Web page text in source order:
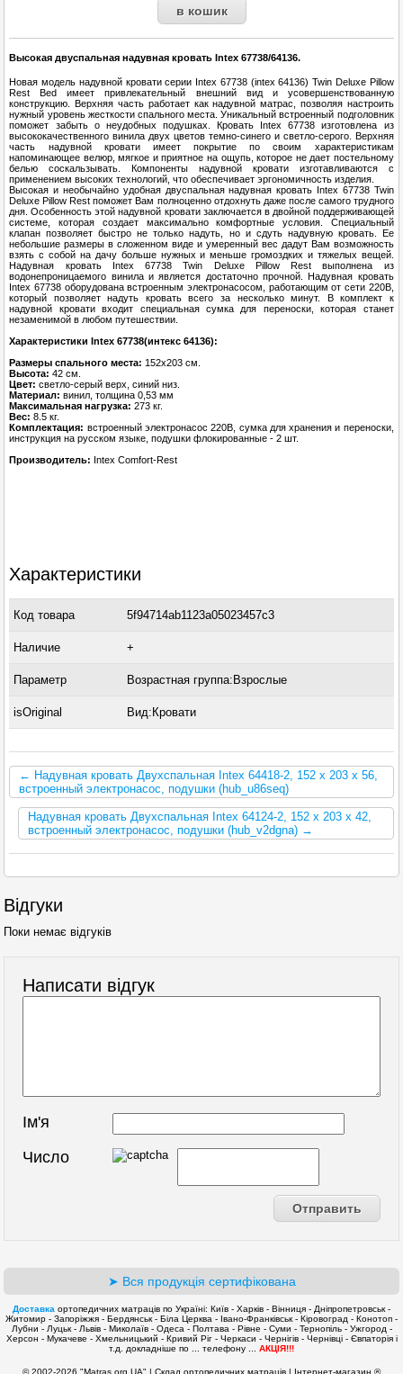
Высокая двуспальная надувная кровать Intex 67738/64136.
Новая модель надувной кровати серии Intex 67738 (intex 64136) Twin Deluxe Pillow
Rest Bed имеет привлекательный внешний вид и усовершенствованную
конструкцию. Верхняя часть работает как надувной матрас, позволяя настроить
нужный уровень жесткости спального места. Уникальный встроенный подголовник
поможет забыть о неудобных подушках. Кровать Intex 67738 изготовлена из
высококачественного винила двух цветов темно-синего и светло-серого. Верхняя
часть надувной кровати имеет покрытие по своим характеристикам
напоминающее велюр, мягкое и приятное на ощупь, которое не дает постельному
белью соскальзывать. Компоненты надувной кровати изготавливаются с
применением высоких технологий, что обеспечивает эргономичность изделия.
Высокая и необычайно удобная двуспальная надувная кровать Intex 67738 Twin
Deluxe Pillow Rest поможет Вам полноценно отдохнуть даже после самого трудного
дня. Особенность этой надувной кровати заключается в двойной поддерживающей
системе, которая создает максимально комфортные условия. Специальный
клапан позволяет быстро не только надуть, но и сдуть надувную кровать. Ее
небольшие размеры в сложенном виде и умеренный вес дадут Вам возможность
взять с собой на дачу больше нужных и меньше громоздких и тяжелых вещей.
Надувная кровать Intex 67738 Twin Deluxe Pillow Rest выполнена из
водонепроницаемого винила и является достаточно прочной. Надувная кровать
Intex 67738 оборудована встроенным электронасосом, работающим от сети 220В,
который позволяет надуть кровать всего за несколько минут. В комплект к
надувной кровати входит специальная сумка для переноски, которая станет
незаменимой в любом путешествии.
Характеристики Intex 67738(интекс 64136):
Размеры спального места: 152х203 см.
Высота: 42 см.
Цвет: светло-серый верх, синий низ.
Материал: винил, толщина 0,53 мм
Максимальная нагрузка: 273 кг.
Вес: 8.5 кг.
Комплектация: встроенный электронасос 220В, сумка для хранения и переноски,
инструкция на русском языке, подушки флокированные - 2 шт.
Производитель: Intex Comfort-Rest
Характеристики
Код товара 5f94714ab1123a05023457c3
Наличие +
Параметр Возрастная группа:Взрослые
isOriginal Вид:Кровати
← Надувная кровать Двухспальная Intex 64418-2, 152 х 203 х 56,
встроенный электронасос, подушки (hub_u86seq)
Надувная кровать Двухспальная Intex 64124-2, 152 х 203 х 42,
встроенный электронасос, подушки (hub_v2dgna) →
Відгуки
Поки немає відгуків
Написати відгук
Ім'я
Число
➤ Вся продукція сертифікована
Доставка ортопедичних матраців по Україні: Київ - Харків - Вінниця - Дніпропетровськ -
Житомир - Запоріжжя - Бердянськ - Біла Церква - Івано-Франківськ - Кіровоград - Конотоп -
Лубни - Луцьк - Львів - Миколаїв - Одеса - Полтава - Рівне - Суми - Тернопіль - Ужгород -
Херсон - Мукачеве - Хмельницький - Кривий Ріг - Черкаси - Чернігів - Чернівці - Євпаторія і
т.д. докладніше по ... телефону ... АКЦІЯ!!!
© 2002-2026 "Matras.org.UA" | Склад ортопедичних матраців | Інтернет-магазин ®